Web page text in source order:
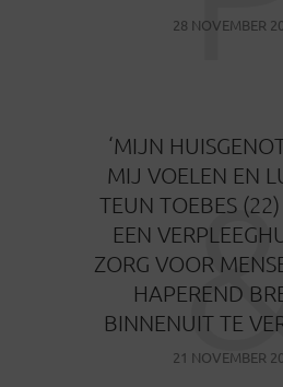
28 NOVEMBER
‘MIJN
MIJ VOELEN EN
TEUN TOEBES
EEN
ZORG VOOR
HAPEREND
BINNENUIT TE
21 NOVEMBER